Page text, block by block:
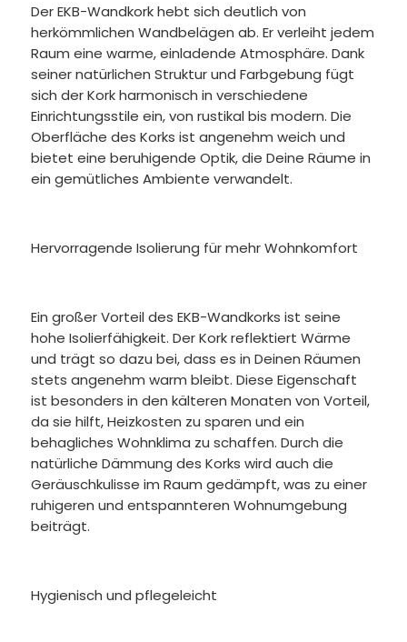
Der EKB-Wandkork hebt sich deutlich von
herkömmlichen Wandbelägen ab. Er verleiht jedem
Raum eine warme, einladende Atmosphäre. Dank
seiner natürlichen Struktur und Farbgebung fügt
sich der Kork harmonisch in verschiedene
Einrichtungsstile ein, von rustikal bis modern. Die
Oberfläche des Korks ist angenehm weich und
bietet eine beruhigende Optik, die Deine Räume in
ein gemütliches Ambiente verwandelt.
Hervorragende Isolierung für mehr Wohnkomfort
Ein großer Vorteil des EKB-Wandkorks ist seine
hohe Isolierfähigkeit. Der Kork reflektiert Wärme
und trägt so dazu bei, dass es in Deinen Räumen
stets angenehm warm bleibt. Diese Eigenschaft
ist besonders in den kälteren Monaten von Vorteil,
da sie hilft, Heizkosten zu sparen und ein
behagliches Wohnklima zu schaffen. Durch die
natürliche Dämmung des Korks wird auch die
Geräuschkulisse im Raum gedämpft, was zu einer
ruhigeren und entspannteren Wohnumgebung
beiträgt.
Hygienisch und pflegeleicht